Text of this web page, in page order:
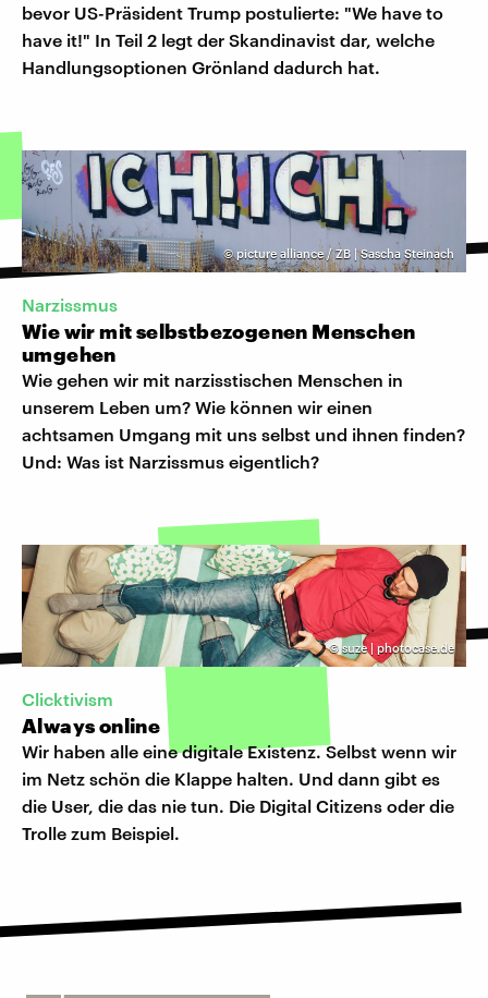
bevor US-Präsident Trump postulierte: "We have to
have it!" In Teil 2 legt der Skandinavist dar, welche
Handlungsoptionen Grönland dadurch hat.
©picture alliance / ZB | Sascha Steinach
Narzissmus
Wie wir mit selbstbezogenen Menschen
umgehen
Wie gehen wir mit narzisstischen Menschen in
unserem Leben um? Wie können wir einen
achtsamen Umgang mit uns selbst und ihnen finden?
Und: Was ist Narzissmus eigentlich?
©suze | photocase.de
Clicktivism
Always online
Wir haben alle eine digitale Existenz. Selbst wenn wir
im Netz schön die Klappe halten. Und dann gibt es
die User, die das nie tun. Die Digital Citizens oder die
Trolle zum Beispiel.